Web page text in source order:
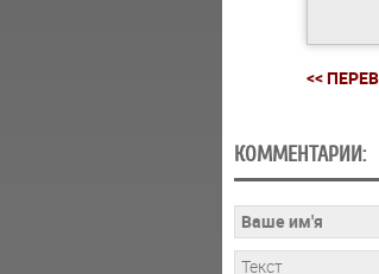
<<
КОММЕНТАРИИ: